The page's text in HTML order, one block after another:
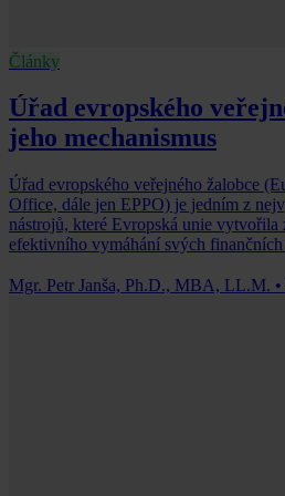
Články
Úřad evropského
jeho mechanismus
Úřad evropského veřejného žalobce
Office, dále jen EPPO) je jedním z
nástrojů, které Evropská unie vytvořila
efektivního vymáhání svých finančních
Mgr. Petr Janša, Ph.D., MBA, LL.M. •